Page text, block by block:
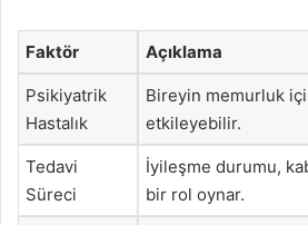
Faktör Açıklama
Psikiyatrik
Hastalık
Bireyin memurluk
etkileyebilir.
Tedavi
Süreci
İyileşme durumu,
bir rol oynar.